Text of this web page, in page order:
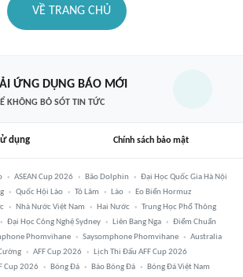
VỀ TRANG CHỦ
ỨNG DỤNG BÁO MỚI
KHÔNG BỎ SÓT TIN TỨC
dụng Chính sách bảo mật
ASEAN Cup 2026 Bão Dolphin
Đại Học Quốc Gia Hà Nội
Quốc Hội Lào Tô Lâm Lào
Eo Biển Hormuz
Nhà Nước Việt Nam Hai Nước
Trung Học Phổ Thông
Đại Học Công Nghệ Sydney Liên Bang Nga
Điểm Chuẩn
Phomvihane Saysomphone Phomvihane
Australia
AFF Cup 2026
Lịch Thi Đấu AFF Cup 2026
Cup 2026
Bóng Đá Báo Bóng Đá Bóng Đá Việt Nam